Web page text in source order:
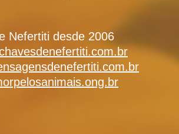
Nefertiti desde 2006